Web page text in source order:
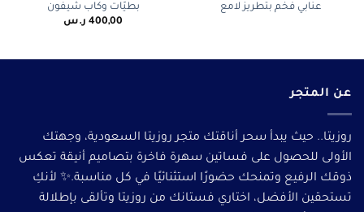
عنابي فخم بتطريز لامع
بطيّات وكاب شيفون
400,00 ر.س
عن المتجر
روزيتا.. حيث يبدأ سحر أناقتك متجر روزيتا السعودية، وجهتك
الأولى للحصول على فساتين سهرة فاخرة بتصاميم أنيقة تعكس
ذوقك الرفيع وتمنحك حضورًا استثنائيًا في كل مناسبة.✨ لأنكِ
تستحقين الأفضل، اختاري فستانك من روزيتا وتألقى بإطلالة